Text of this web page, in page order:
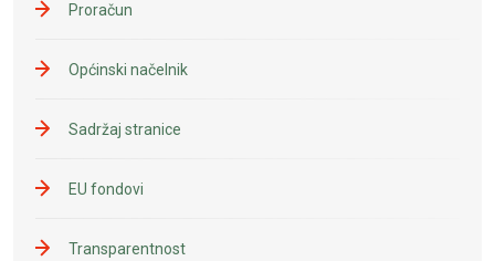
Proračun
Općinski načelnik
Sadržaj stranice
EU fondovi
Transparentnost